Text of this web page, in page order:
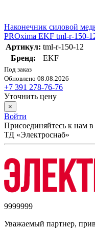
Наконечник силовой
PROxima EKF tml-r-150-
Артикул: tml-r-150-12
Бренд:
EKF
Под заказ
Обновлено 08.08.2026
+7 391 278-76-76
Уточнить цену
×
Войти
Присоединяйтесь к нам
ТД «Электроснаб»
9999999
Уважаемый партнер,